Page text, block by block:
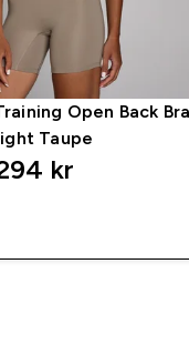
Open Back
Taupe
kr‎